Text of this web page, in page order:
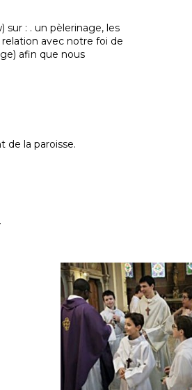
: . un pèlerinage, les
avec notre foi de
afin que nous
de la paroisse.